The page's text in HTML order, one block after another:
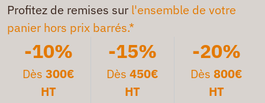
Profitez de remises sur l'ensemble de votre
panier hors prix barrés.*
-10%
Dès300€
HT
-15%
Dès 450€
HT
-20%
Dès 800€
HT